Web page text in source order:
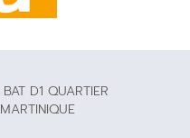
D1 QUARTIER